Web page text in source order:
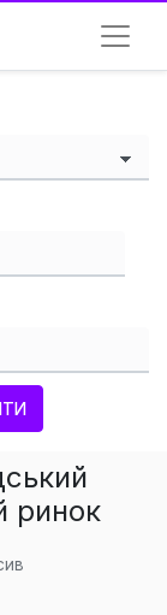
ринок
×